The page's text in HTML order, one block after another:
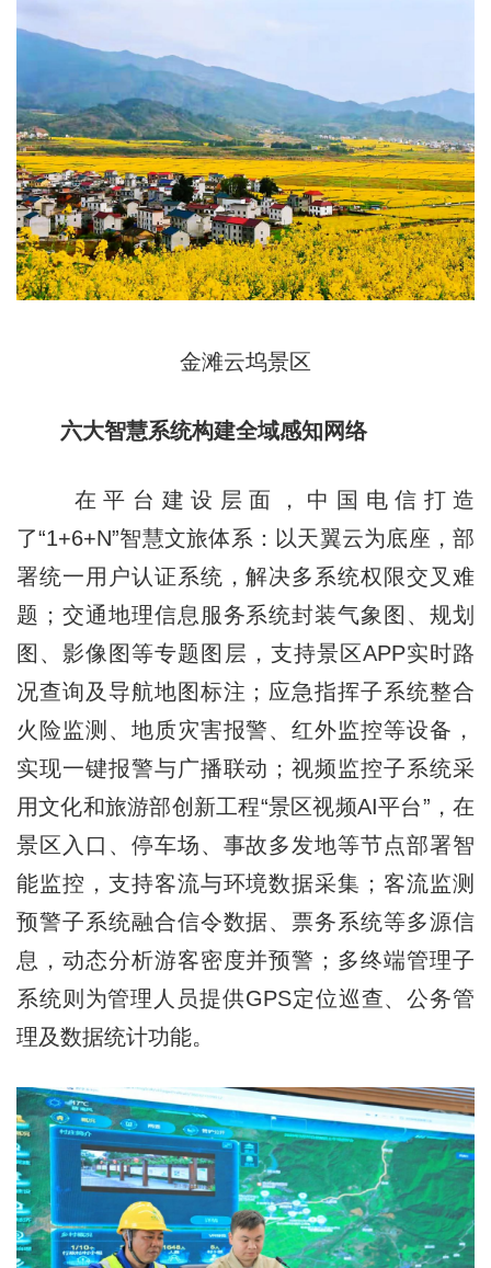
金滩云坞景区
六大智慧系统构建全域感知网络
在平台建设层面，中国电信打造
了“1+6+N”智慧文旅体系：以天翼云为底座，部
署统一用户认证系统，解决多系统权限交叉难
题；交通地理信息服务系统封装气象图、规划
图、影像图等专题图层，支持景区APP实时路
况查询及导航地图标注；应急指挥子系统整合
火险监测、地质灾害报警、红外监控等设备，
实现一键报警与广播联动；视频监控子系统采
用文化和旅游部创新工程“景区视频AI平台”，在
景区入口、停车场、事故多发地等节点部署智
能监控，支持客流与环境数据采集；客流监测
预警子系统融合信令数据、票务系统等多源信
息，动态分析游客密度并预警；多终端管理子
系统则为管理人员提供GPS定位巡查、公务管
理及数据统计功能。